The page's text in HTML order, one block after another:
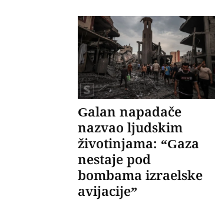
Galan napadače
nazvao ljudskim
životinjama: “Gaza
nestaje pod
bombama izraelske
avijacije”